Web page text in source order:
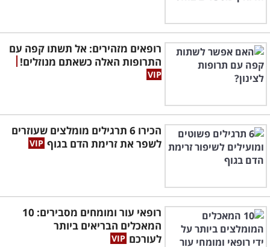
רופאים מזהירים: אל תשתו קפה עם
התרופות האלה כשאתם מנוזלים!
הכירו 6 תרגילים מומלצים שעוזרים
לשפר את זרימת הדם בגוף
רופאי עור ומומחים מסבירים: 10
המאכלים הבריאים ביותר
לעורכם